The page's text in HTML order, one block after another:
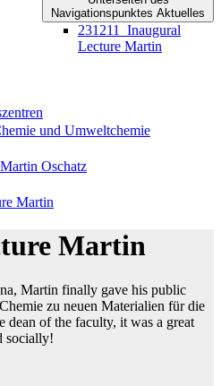
Navigationspunktes Aktuelles
231211_Inaugural
Lecture Martin
und Umweltchemie
Oschatz
Martin
Martin
Martin finally gave his public
zu neuen Materialien für die
dean of the faculty, it was a great
socially!